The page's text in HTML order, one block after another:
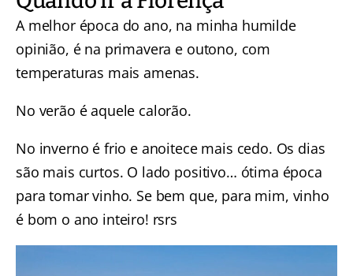
A melhor época do ano, na minha humilde
opinião, é na primavera e outono, com
temperaturas mais amenas.
No verão é aquele calorão.
No inverno é frio e anoitece mais cedo. Os dias
são mais curtos. O lado positivo… ótima época
para tomar vinho. Se bem que, para mim, vinho
é bom o ano inteiro! rsrs